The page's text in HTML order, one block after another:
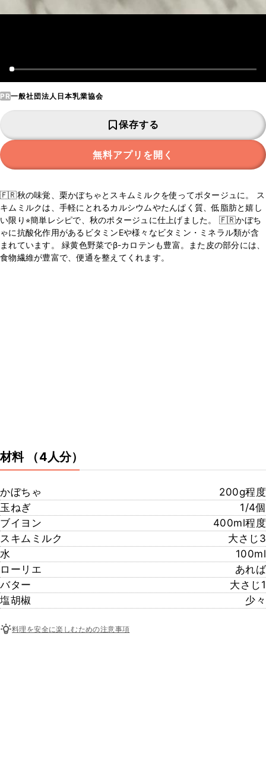
PR一般社団法人日本乳業協会
保存する
無料アプリを開く
🇫🇷秋の味覚、栗かぼちゃとスキムミルクを使ってポタージュに。 ス
キムミルクは、手軽にとれるカルシウムやたんぱく質、低脂肪と嬉し
い限り⭐︎簡単レシピで、秋のポタージュに仕上げました。 🇫🇷かぼち
ゃに抗酸化作用があるビタミンEや様々なビタミン・ミネラル類が含
まれています。 緑黄色野菜でβ-カロテンも豊富。また皮の部分には、
食物繊維が豊富で、便通を整えてくれます。
材料 （4人分）
かぼちゃ
200g程度
玉ねぎ
1/4個
ブイヨン
400ml程度
スキムミルク
大さじ3
水
100ml
ローリエ
あれば
バター
大さじ1
塩胡椒
少々
料理を安全に楽しむための注意事項